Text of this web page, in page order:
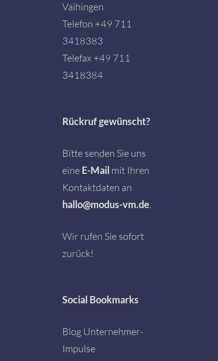
Vaihingen
Telefon +49 711
3418383
Telefax +49 711
3418384
Rückruf gewünscht?
Bitte senden Sie uns
eine E-Mail mit Ihren
Kontaktdaten an
hallo@modus-vm.de.
Wir rufen Sie sofort
zurück!
Social Bookmarks
Blog Unternehmer-
Impulse